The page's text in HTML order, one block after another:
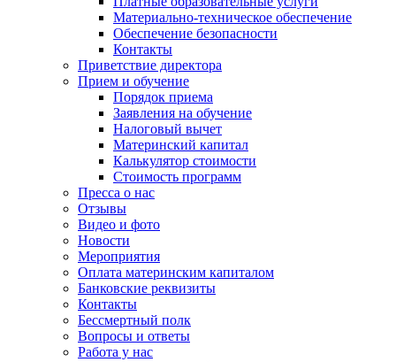
Материально-техническое обеспечение
Обеспечение безопасности
Контакты
Приветствие директора
Прием и обучение
Порядок приема
Заявления на обучение
Налоговый вычет
Материнский капитал
Калькулятор стоимости
Стоимость программ
Пресса о нас
Отзывы
Видео и фото
Новости
Мероприятия
Оплата материнским капиталом
Банковские реквизиты
Контакты
Бессмертный полк
Вопросы и ответы
Работа у нас